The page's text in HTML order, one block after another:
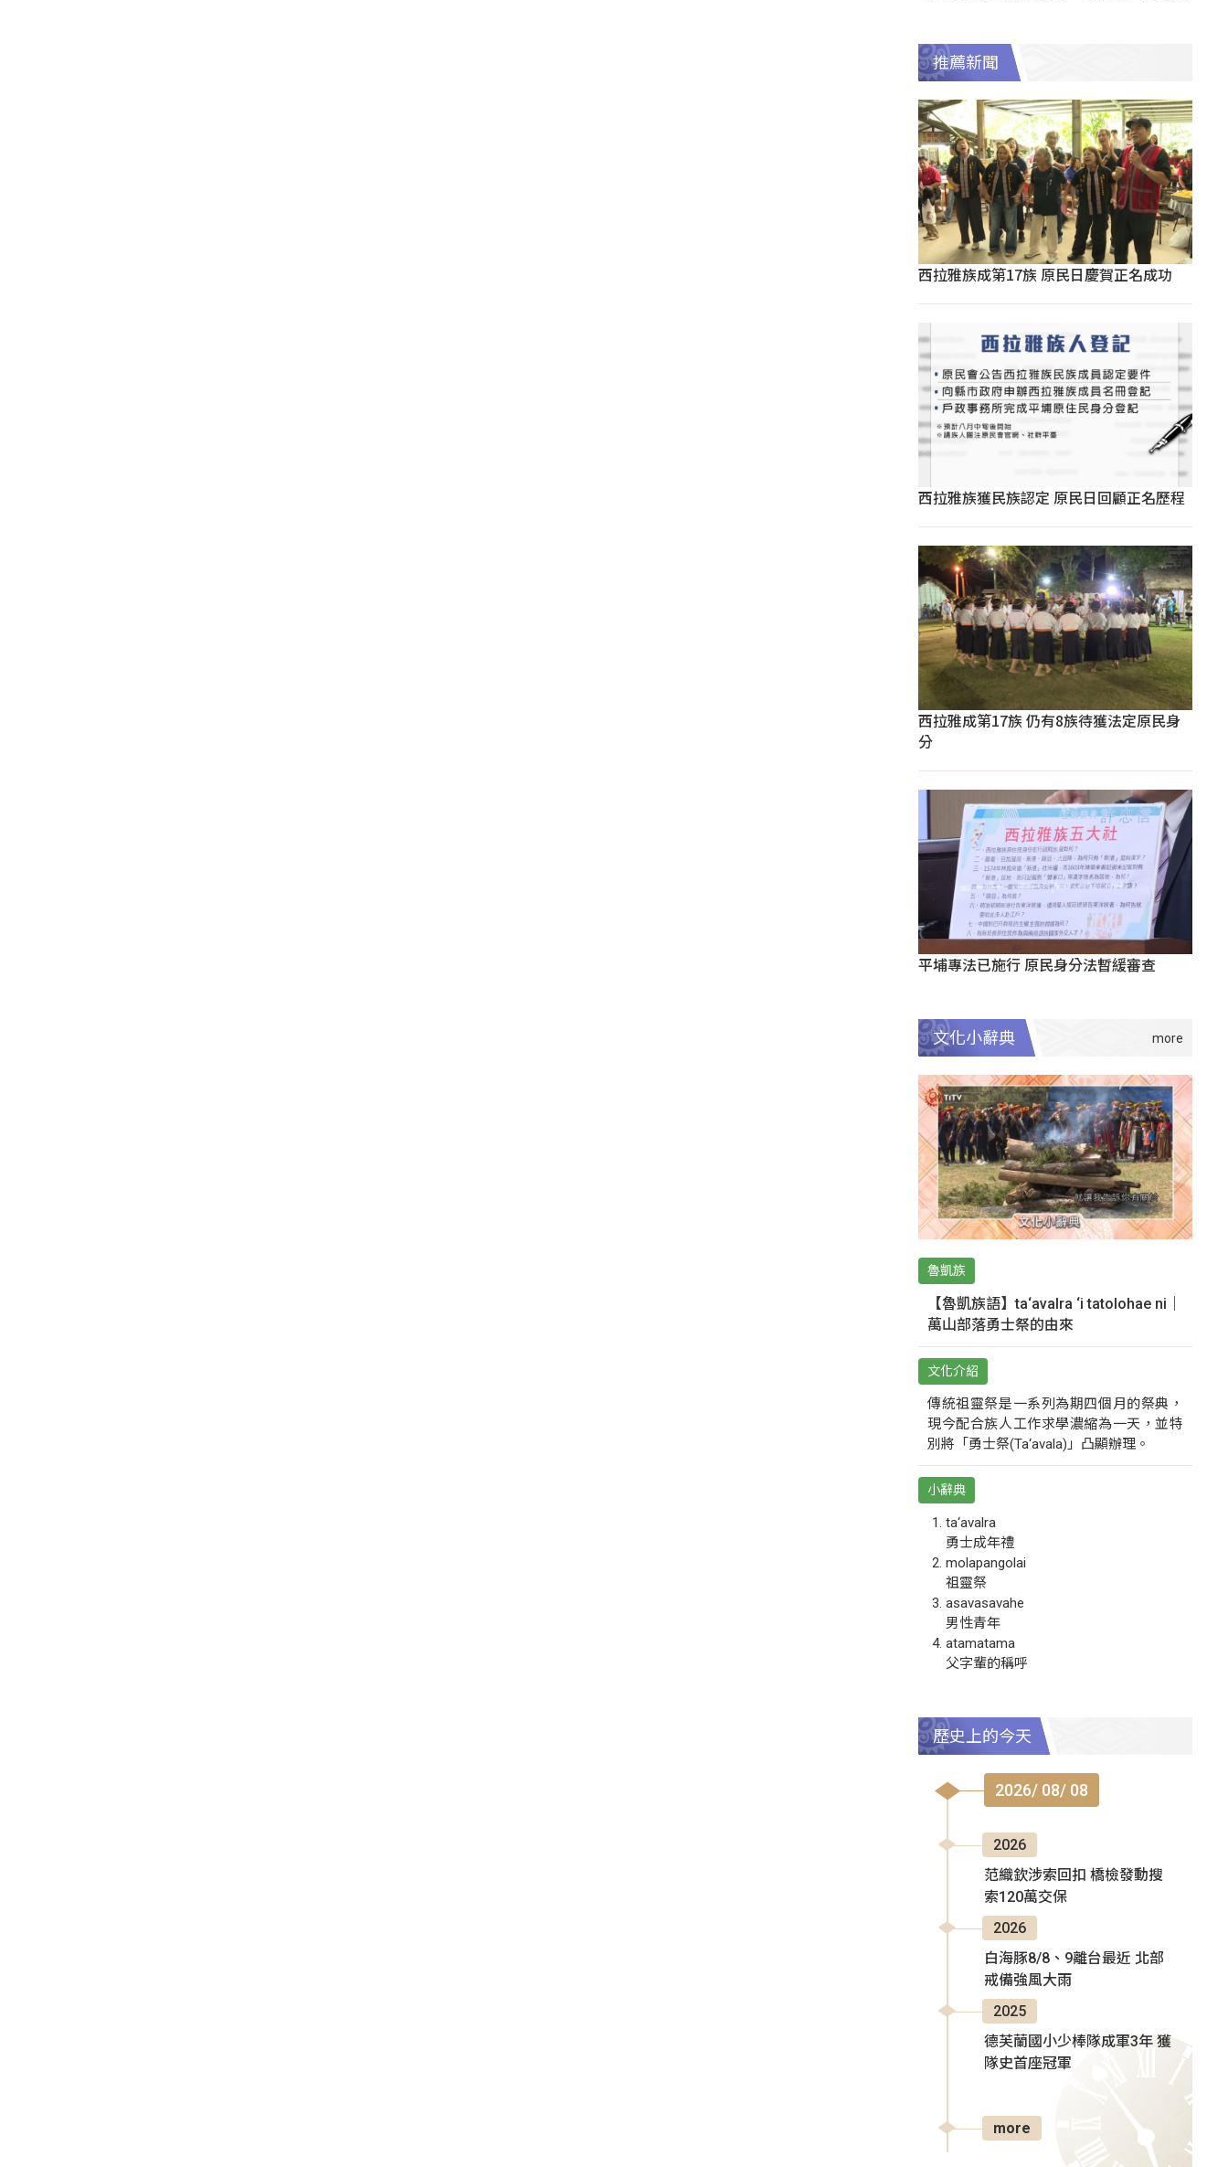
推薦新聞
西拉雅族成第17族 原民日慶賀正名成功
西拉雅族獲民族認定 原民日回顧正名歷程
西拉雅成第17族 仍有8族待獲法定原民身
分
平埔專法已施行 原民身分法暫緩審查
文化小辭典
魯凱族
【魯凱族語】ta‘avalra ‘i tatolohae ni｜
萬山部落勇士祭的由來
文化介紹
傳統祖靈祭是一系列為期四個月的祭典，
現今配合族人工作求學濃縮為一天，並特
別將「勇士祭(Ta‘avala)」凸顯辦理。
小辭典
ta‘avalra
勇士成年禮
molapangolai
祖靈祭
asavasavahe
男性青年
atamatama
父字輩的稱呼
歷史上的今天
2026/ 08/ 08
2026
范織欽涉索回扣 橋檢發動搜
索120萬交保
2026
白海豚8/8、9離台最近 北部
戒備強風大雨
2025
德芙蘭國小少棒隊成軍3年 獲
隊史首座冠軍
more